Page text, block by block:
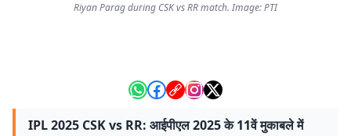
Riyan Parag during CSK vs RR match. Image: PTI
IPL 2025 CSK vs RR: आईपीएल 2025 के 11वें मुकाबले में